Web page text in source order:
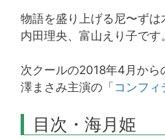
物語を盛り上げる尼〜ずは
内田理央、富山えり子です。
次クールの2018年4月か
澤まさみ主演の「 コンフィ
目次・海月姫